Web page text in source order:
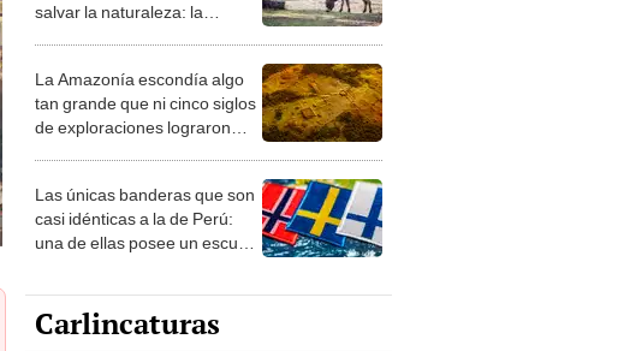
salvar la naturaleza: la
desierto en un paisaje con
más vida
La Amazonía escondía algo
tan grande que ni cinco siglos
de exploraciones lograron
sabía sobre su pasado
Las únicas banderas que son
casi idénticas a la de Perú:
una de ellas posee un escudo
Carlincaturas